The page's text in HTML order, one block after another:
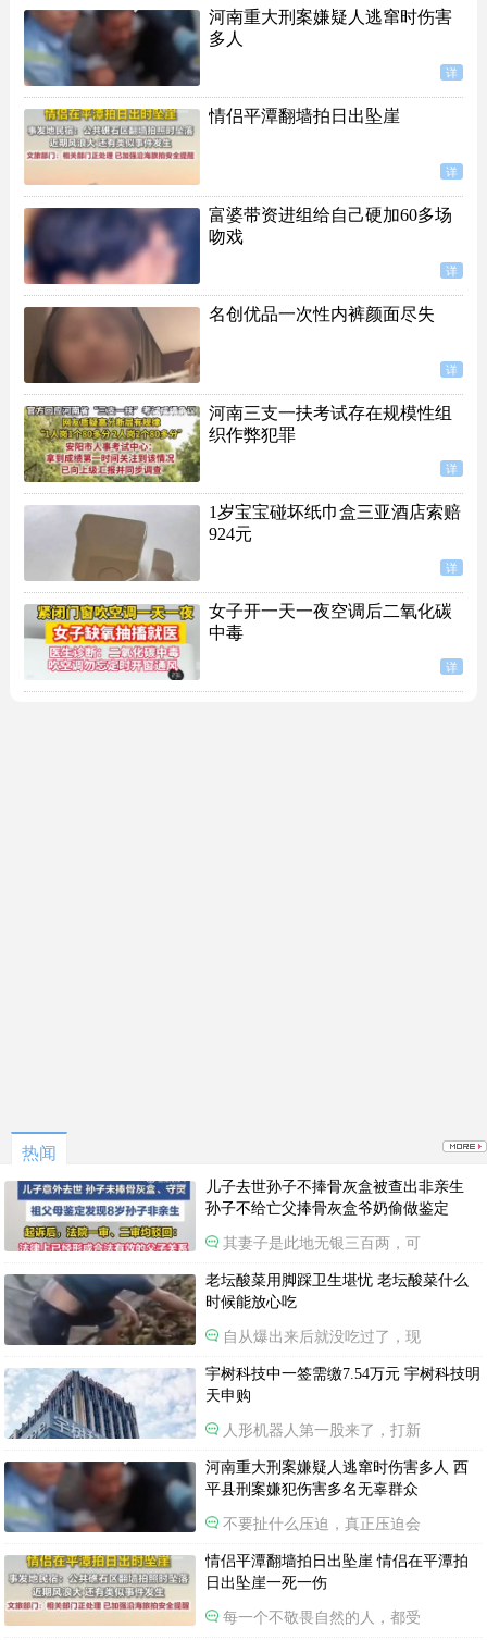
河南重大刑案嫌疑人逃窜时伤害
多人
详
情侣平潭翻墙拍日出坠崖
详
富婆带资进组给自己硬加60多场
吻戏
详
名创优品一次性内裤颜面尽失
详
河南三支一扶考试存在规模性组
织作弊犯罪
详
1岁宝宝碰坏纸巾盒三亚酒店索赔
924元
详
女子开一天一夜空调后二氧化碳
中毒
详
热闻
儿子去世孙子不捧骨灰盒被查出非亲生
孙子不给亡父捧骨灰盒爷奶偷做鉴定
其妻子是此地无银三百两，可
老坛酸菜用脚踩卫生堪忧 老坛酸菜什么
时候能放心吃
自从爆出来后就没吃过了，现
宇树科技中一签需缴7.54万元 宇树科技明
天申购
人形机器人第一股来了，打新
河南重大刑案嫌疑人逃窜时伤害多人 西
平县刑案嫌犯伤害多名无辜群众
不要扯什么压迫，真正压迫会
情侣平潭翻墙拍日出坠崖 情侣在平潭拍
日出坠崖一死一伤
每一个不敬畏自然的人，都受